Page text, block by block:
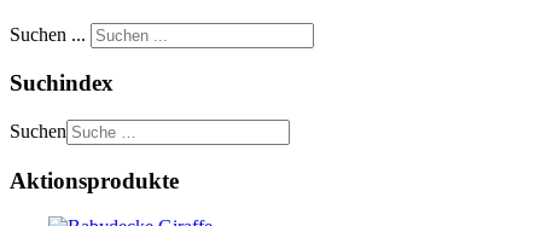
Suchen ...
Suchindex
Suchen
Aktionsprodukte